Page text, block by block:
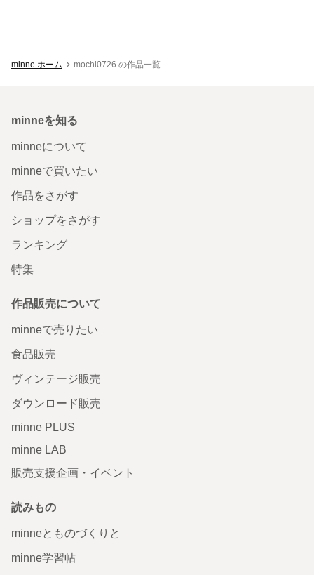
minne ホーム mochi0726 の作品一覧
minneを知る
minneについて
minneで買いたい
作品をさがす
ショップをさがす
ランキング
特集
作品販売について
minneで売りたい
食品販売
ヴィンテージ販売
ダウンロード販売
minne PLUS
minne LAB
販売支援企画・イベント
読みもの
minneとものづくりと
minne学習帖